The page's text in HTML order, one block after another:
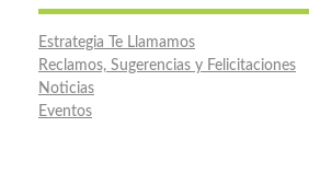
Estrategia Te Llamamos
Reclamos, Sugerencias y Felicitaciones
Noticias
Eventos